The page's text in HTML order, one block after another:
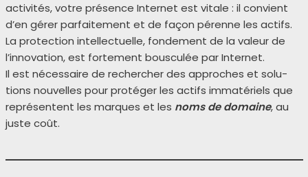
acti­vi­tés, votre pré­sence Internet est vitale : il convient
d’en gérer par­fai­te­ment et de façon pérenne les actifs.
La pro­tec­tion intel­lec­tuelle, fon­de­ment de la valeur de
l’innovation, est for­te­ment bous­cu­lée par Internet.
Il est néces­saire de recher­cher des approches et solu­
tions nou­velles pour pro­té­ger les actifs imma­té­riels que
repré­sentent les marques et les noms de domaine, au
juste coût.